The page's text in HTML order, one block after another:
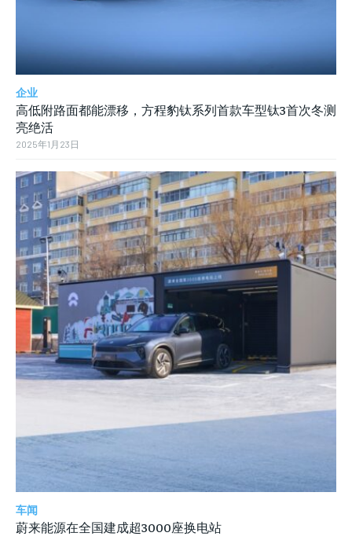
企业
高低附路面都能漂移，方程豹钛系列首款车型钛3首次冬测
亮绝活
2025年1月23日
车闻
蔚来能源在全国建成超3000座换电站